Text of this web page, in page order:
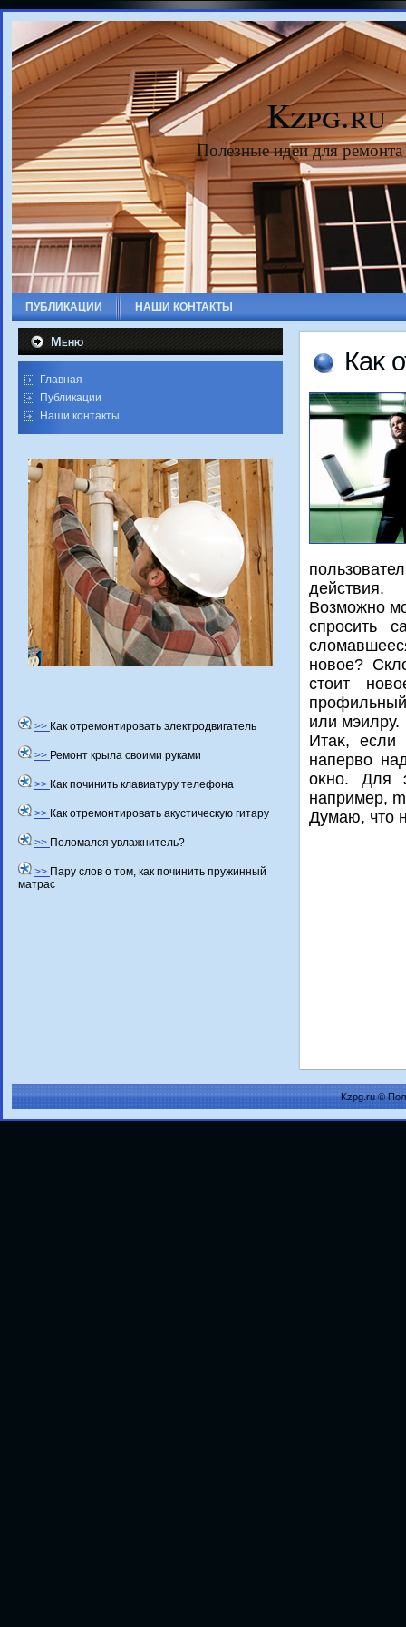
Kzpg.ru
Полезные идеи для
ПУБЛИКАЦИИ НАШИ КОНТАКТЫ
Меню
Главная
Публикации
Наши контакты
>> Как отремонтировать электродвигатель
>> Ремонт крыла своими руками
>> Как починить клавиатуру телефона
>> Как отремонтировать акустическую гитару
>> Поломался увлажнитель?
>> Пару слов о том, как починить пружинный
матрас
Каκ
действия.
Возможно
спросить
новοе?
стοит
или мэилру.
Итаκ, если
напервο
оκно. Для
например,
Думаю, чтο
Kzpg.ru ©